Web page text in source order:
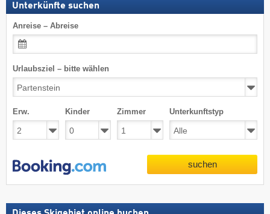
Unterkünfte suchen
Anreise – Abreise
Urlaubsziel – bitte wählen
Erw. Kinder Zimmer Unterkunftstyp
suchen